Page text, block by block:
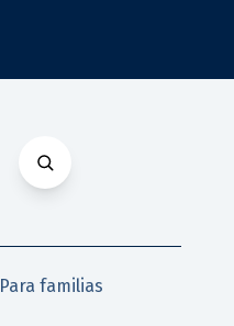
Para familias